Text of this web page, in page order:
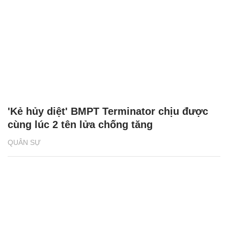
QUÂN SỰ
'Kẻ hủy diệt' BMPT Terminator chịu được
cùng lúc 2 tên lửa chống tăng